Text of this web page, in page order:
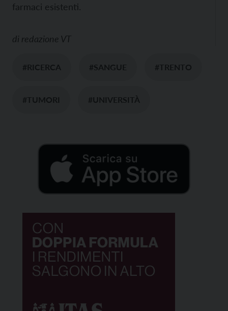
farmaci esistenti.
di redazione VT
#RICERCA #SANGUE #TRENTO
#TUMORI #UNIVERSITÀ